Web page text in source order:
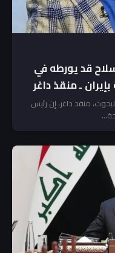
قد يورطه في
ـ منقذ داغر
منقذ داغر، إن رئيس